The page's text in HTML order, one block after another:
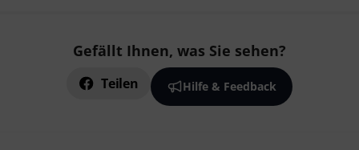
Gefällt Ihnen, was Sie sehen?
Teilen Hilfe & Feedback